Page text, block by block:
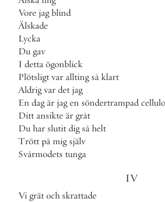
Vore jag blind
Älskade
Lycka
Du gav
I detta ögonblick
Plötsligt var allting så klart
Aldrig var det jag
En dag är jag en söndertrampad
Ditt ansikte är gråt
Du har slutit dig så helt
Trött på mig själv
Svårmodets tunga
IV
Vi grät och skrattade